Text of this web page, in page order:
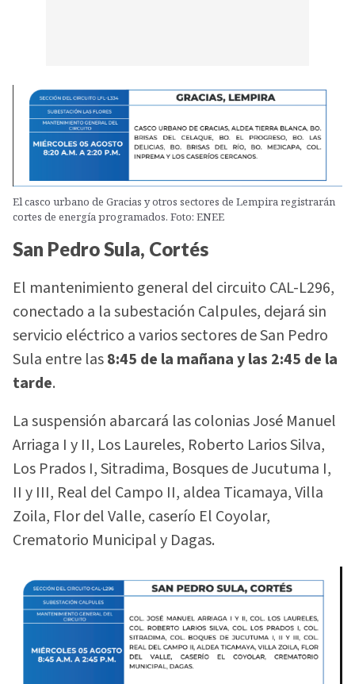
El casco urbano de Gracias y otros sectores de Lempira registrarán
cortes de energía programados. Foto: ENEE
San Pedro Sula, Cortés
El mantenimiento general del circuito CAL-L296,
conectado a la subestación Calpules, dejará sin
servicio eléctrico a varios sectores de San Pedro
Sula entre las8:45 de la mañana y las 2:45 de la
tarde.
La suspensión abarcará las colonias José Manuel
Arriaga I y II, Los Laureles, Roberto Larios Silva,
Los Prados I, Sitradima, Bosques de Jucutuma I,
II y III, Real del Campo II, aldea Ticamaya, Villa
Zoila, Flor del Valle, caserío El Coyolar,
Crematorio Municipal y Dagas.